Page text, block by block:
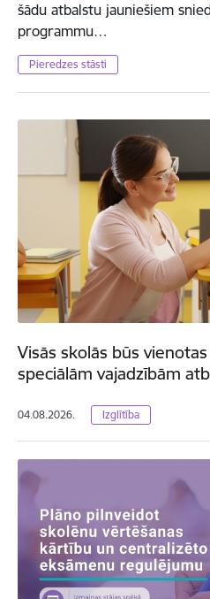
šādu atbalstu jauniešiem
programmu…
Pieredzes stāsti
Visās skolās būs
speciālām vajadzībām
04.08.2026. Izglītība